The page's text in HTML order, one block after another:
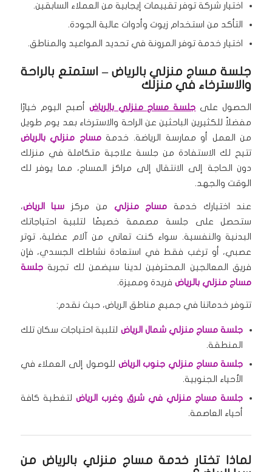
اختيار شركة توفر تقييمات إيجابية من العملاء السابقين.
التأكد من استخدام زيوت وأدوات عالية الجودة.
اختيار خدمة توفر المرونة في تحديد المواعيد والمناطق.
جلسة مساج منزلي بالرياض – استمتع بالراحة
والاسترخاء في منزلك
الحصول على جلسة مساج منزلي بالرياض أصبح اليوم خيارًا
مفضلاً للكثيرين الباحثين عن الراحة والاسترخاء بعد يوم طويل
من العمل أو ممارسة الرياضة. خدمةمساج منزلي بالرياض
تتيح لك الاستفادة من جلسة علاجية متكاملة في منزلك
دون الحاجة إلى الانتقال إلى مراكز المساج، مما يوفر لك
الوقت والجهد.
عند اختيارك خدمة مساج منزلي من مركز سبا الرياض،
ستحصل على جلسة مصممة خصيصًا لتلبية احتياجاتك
البدنية والنفسية. سواء كنت تعاني من آلام عضلية، توتر
عصبي، أو ترغب فقط في استعادة نشاطك الجسدي، فإن
فريق المعالجين المحترفين لدينا سيضمن لك تجربةجلسة
مساج منزلي بالرياضفريدة ومميزة.
تتوفر خدماتنا في جميع مناطق الرياض، حيث نقدم:
جلسة مساج منزلي شمال الرياض لتلبية احتياجات سكان تلك
المنطقة.
جلسة مساج منزلي جنوب الرياض للوصول إلى العملاء في
الأحياء الجنوبية.
جلسة مساج منزلي في شرق وغرب الرياضلتغطية كافة
أحياء العاصمة.
لماذا تختار خدمة مساج منزلي بالرياض من